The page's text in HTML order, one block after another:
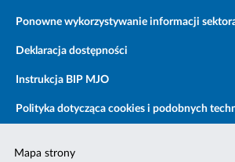
Ponowne wykorzystywanie informacji
Deklaracja dostępności
Instrukcja BIP MJO
Polityka dotycząca cookies i podobnych
Mapa strony